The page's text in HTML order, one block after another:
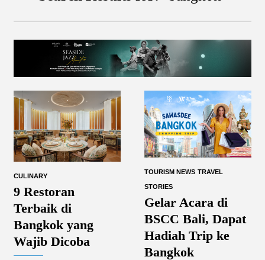
CULINARY
9 Restoran
Terbaik di
Bangkok yang
Wajib Dicoba
TOURISM NEWS TRAVEL
STORIES
Gelar Acara di
BSCC Bali, Dapat
Hadiah Trip ke
Bangkok